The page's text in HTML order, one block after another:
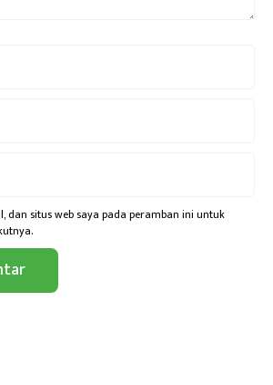
dan situs web saya pada peramban ini untuk